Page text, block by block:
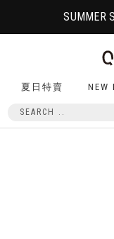
SUMMER
夏日特賣 NEW